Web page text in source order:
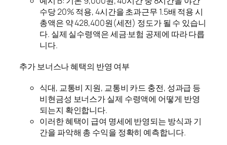
수당 20% 적용, 4시간을 초과근무 1.5배 적용 시
총액은 약 428,400원(세전) 정도가 될 수 있습니
다. 실제 실수령액은 세금·보험 공제에 따라 다릅
니다.
추가 보너스나 혜택의 반영 여부
식대, 교통비 지원, 교통비 카드 충전, 성과급 등
비현금성 보너스가 실제 수령액에 어떻게 반영
되는지 확인합니다.
이러한 혜택이 급여 명세에 반영되는 방식과 기
간을 파악해 총 수익을 정확히 예측합니다.